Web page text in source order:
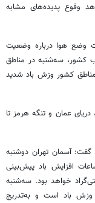
وقوع پدیده‌های مشابه
وضع هوا درباره وضعیت
کشور، سه‌شنبه در مناطق
کشور وزش باد شدید
عمان و تنگه هرمز تا
گفت: آسمان تهران دوشنبه
افزایش باد پیش‌بینی
و حداکثر دما ۲۹ درجه سانتی‌گراد خواهد بود. سه‌شنبه
وزش باد است و به‌تدریج